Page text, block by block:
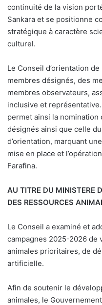
continuité de la vision
Sankara et se positionne
stratégique à caractère
culturel.
Le Conseil d’orientation
membres désignés, des
membres observateurs,
inclusive et
permet ainsi la nomination
désignés ainsi que celle
d’orientation, marquant
mise en place et
Farafina.
AU TITRE DU MINISTERE
DES RESSOURCES
Le Conseil a examiné et
campagnes 2025-2026 de
animales prioritaires, de
artificielle.
Afin de soutenir le
animales, le